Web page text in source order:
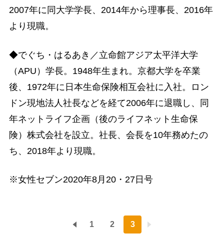
2007年に同大学学長、2014年から理事長、2016年
より現職。
◆でぐち・はるあき／立命館アジア太平洋大学
（APU）学長。1948年生まれ。京都大学を卒業
後、1972年に日本生命保険相互会社に入社。ロン
ドン現地法人社長などを経て2006年に退職し、同
年ネットライフ企画（後のライフネット生命保
険）株式会社を設立。社長、会長を10年務めたの
ち、2018年より現職。
※女性セブン2020年8月20・27日号
1 2 3